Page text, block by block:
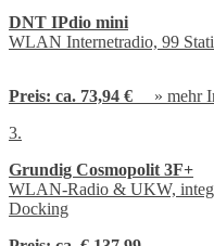
DNT IPdio mini
WLAN Internetradio, 99
Preis: ca. 73,94 € » mehr
3.
Grundig Cosmopolit 3F+
WLAN-Radio & UKW,
Docking